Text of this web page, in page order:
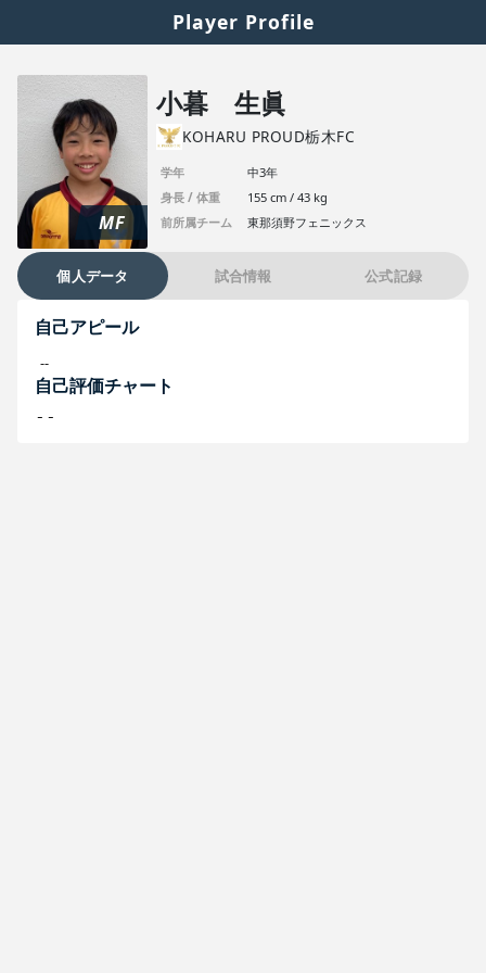
Player Profile
MF
小暮 生眞
KOHARU PROUD栃木FC
学年
中3年
身長 / 体重
155 cm / 43 kg
前所属チーム
東那須野フェニックス
個人データ 試合情報 公式記録
自己アピール
--
自己評価チャート
--